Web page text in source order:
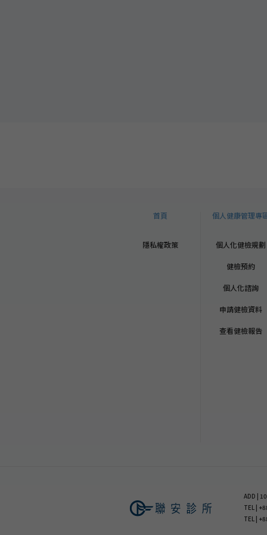
首頁
隱私權政策
個人健康管理專
個人化健檢規劃
健檢預約
個人化諮詢
申請健檢資料
查看健檢報告
ADD |
TEL |
TEL |